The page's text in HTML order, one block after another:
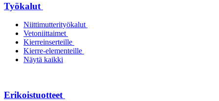
Työkalut
Niittimutterityökalut
Vetoniittaimet
Kierreinserteille
Kierre-elementeille
Näytä kaikki
Erikoistuotteet